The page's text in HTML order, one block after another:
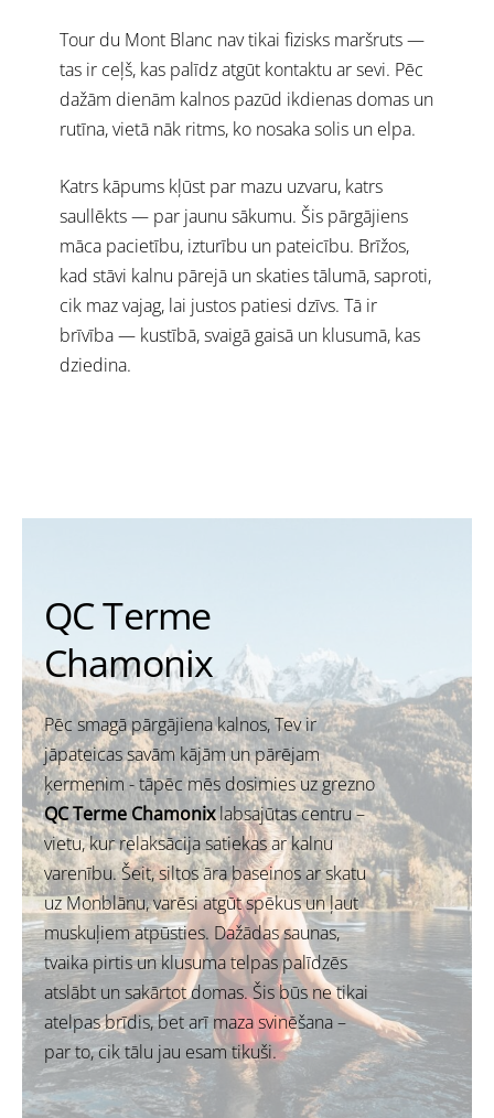
Tour du Mont Blanc nav tikai fizisks maršruts —
tas ir ceļš, kas palīdz atgūt kontaktu ar sevi. Pēc
dažām dienām kalnos pazūd ikdienas domas un
rutīna, vietā nāk ritms, ko nosaka solis un elpa.
Katrs kāpums kļūst par mazu uzvaru, katrs
saullēkts — par jaunu sākumu. Šis pārgājiens
māca pacietību, izturību un pateicību. Brīžos,
kad stāvi kalnu pārejā un skaties tālumā, saproti,
cik maz vajag, lai justos patiesi dzīvs. Tā ir
brīvība — kustībā, svaigā gaisā un klusumā, kas
dziedina.
QC Terme
Chamonix
Pēc smagā pārgājiena kalnos, Tev ir
jāpateicas savām kājām un pārējam
ķermenim - tāpēc mēs dosimies uz grezno
QC Terme Chamonixlabsajūtas centru –
vietu, kur relaksācija satiekas ar kalnu
varenību. Šeit, siltos āra baseinos ar skatu
uz Monblānu, varēsi atgūt spēkus un ļaut
muskuļiem atpūsties. Dažādas saunas,
tvaika pirtis un klusuma telpas palīdzēs
atslābt un sakārtot domas. Šis būs ne tikai
atelpas brīdis, bet arī maza svinēšana –
par to, cik tālu jau esam tikuši.